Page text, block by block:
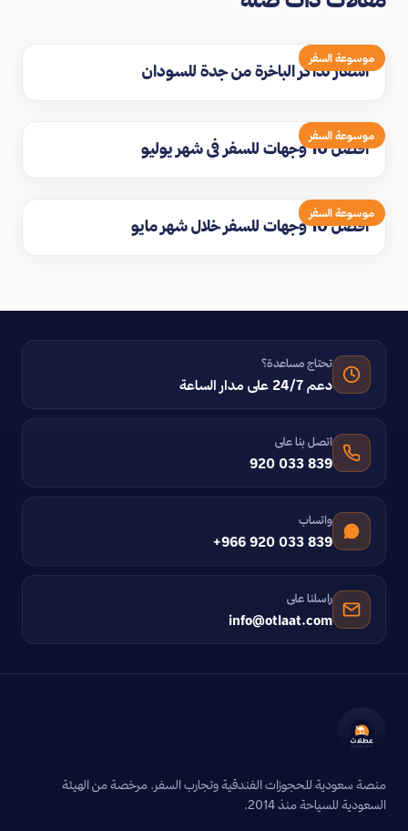
موسوعة السفر
اسعار تذاكر الباخرة من جدة للسودان
موسوعة السفر
افضل 10 وجهات للسفر في شهر يوليو
موسوعة السفر
افضل 10 وجهات للسفر خلال شهر مايو
تحتاج مساعدة؟
دعم 24/7 على مدار الساعة
اتصل بنا على
920 033 839
واتساب
+966 920 033 839
راسلنا على
info@otlaat.com
منصة سعودية للحجوزات الفندقية وتجارب السفر. مرخصة من الهيئة
السعودية للسياحة منذ 2014.